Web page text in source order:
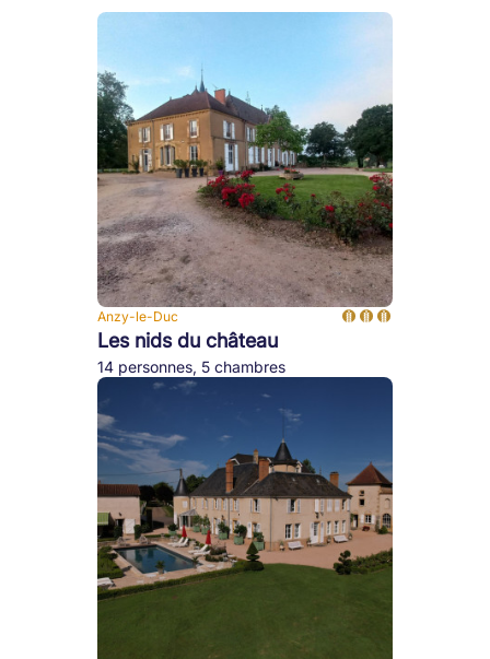
Anzy-le-Duc
Les nids du château
14 personnes, 5 chambres